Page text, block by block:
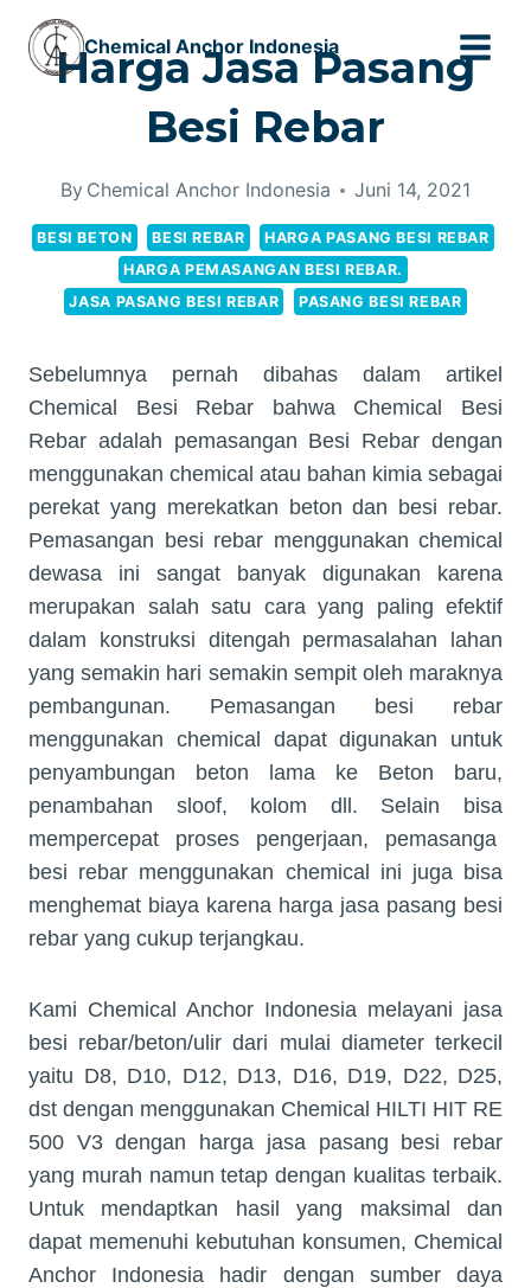
content
Chemical Anchor Indonesia
Harga Jasa Pasang
Besi Rebar
By Chemical Anchor Indonesia Juni 14, 2021
BESI BETON BESI REBAR
HARGA PASANG BESI REBAR
HARGA PEMASANGAN BESI REBAR.
JASA PASANG BESI REBAR
PASANG BESI REBAR
Sebelumnya pernah dibahas dalam artikel
Chemical Besi Rebar bahwa Chemical Besi
Rebar adalah pemasangan Besi Rebar dengan
menggunakan chemical atau bahan kimia sebagai
perekat yang merekatkan beton dan besi rebar.
Pemasangan besi rebar menggunakan chemical
dewasa ini sangat banyak digunakan karena
merupakan salah satu cara yang paling efektif
dalam konstruksi ditengah permasalahan lahan
yang semakin hari semakin sempit oleh maraknya
pembangunan. Pemasangan besi rebar
menggunakan chemical dapat digunakan untuk
penyambungan beton lama ke Beton baru,
penambahan sloof, kolom dll. Selain bisa
mempercepat proses pengerjaan, pemasanga
besi rebar menggunakan chemical ini juga bisa
menghemat biaya karena harga jasa pasang besi
rebar yang cukup terjangkau.
Kami Chemical Anchor Indonesia melayani jasa
besi rebar/beton/ulir dari mulai diameter terkecil
yaitu D8, D10, D12, D13, D16, D19, D22, D25,
dst dengan menggunakan Chemical HILTI HIT RE
500 V3 dengan harga jasa pasang besi rebar
yang murah namun tetap dengan kualitas terbaik.
Untuk mendaptkan hasil yang maksimal dan
dapat memenuhi kebutuhan konsumen, Chemical
Anchor Indonesia hadir dengan sumber daya